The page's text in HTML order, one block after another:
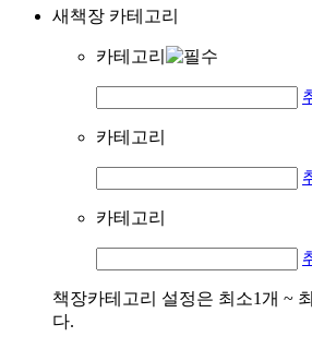
새책장 카테고리
카테고리
카테고리
카테고리
책장카테고리 설정은 최소1개 ~
다.